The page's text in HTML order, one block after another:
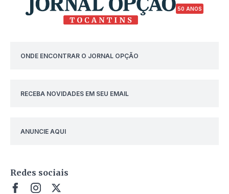
50 ANOS
ONDE ENCONTRAR O JORNAL OPÇÃO
RECEBA NOVIDADES EM SEU EMAIL
ANUNCIE AQUI
Redes sociais